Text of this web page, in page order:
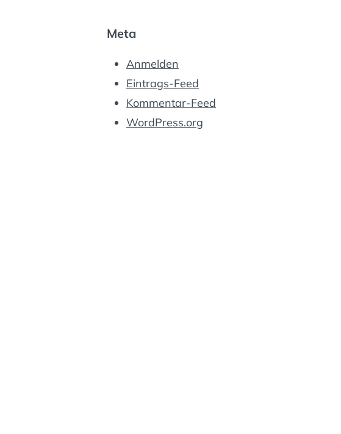
Meta
Anmelden
Eintrags-Feed
Kommentar-Feed
WordPress.org